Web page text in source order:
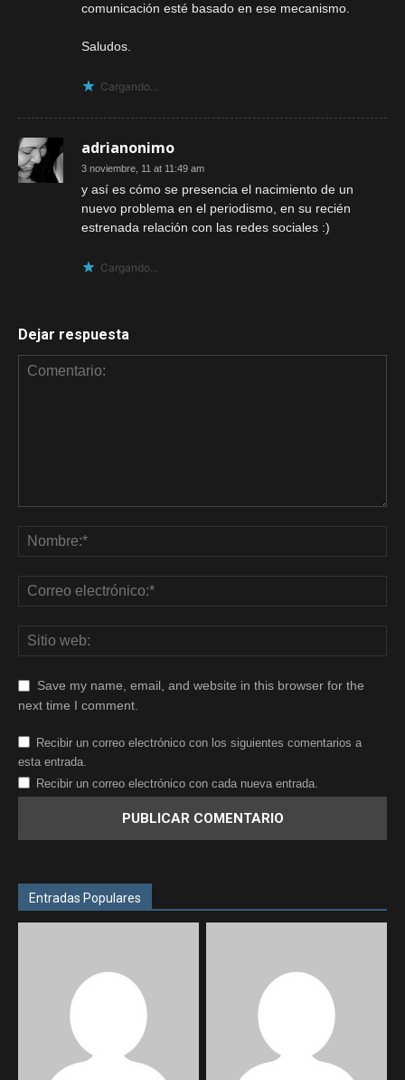
comunicación esté basado en ese mecanismo.
Saludos.
Cargando...
adrianonimo
3 noviembre, 11 at 11:49 am
y así es cómo se presencia el nacimiento de un
nuevo problema en el periodismo, en su recién
estrenada relación con las redes sociales :)
Cargando...
Dejar respuesta
Save my name, email, and website in this browser for the
next time I comment.
Recibir un correo electrónico con los siguientes comentarios a
esta entrada.
Recibir un correo electrónico con cada nueva entrada.
Entradas Populares